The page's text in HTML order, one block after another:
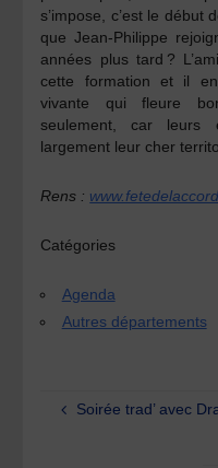
s’impose, c’est le début
que Jean-Philippe
années plus tard ?
cette formation et il
vivante qui fleure
seulement, car leurs
largement leur cher
Rens :
Catégories
Agenda
Autres départements
Soirée trad’ avec